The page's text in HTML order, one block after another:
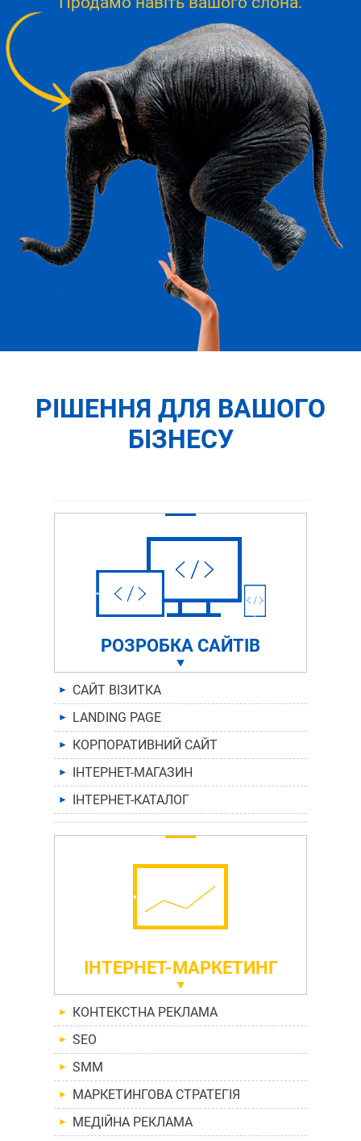
SMM
Контакти
РІШЕННЯ ДЛЯ ВАШОГО
БІЗНЕСУ
РОЗРОБКА САЙТІВ
► САЙТ ВІЗИТКА
► LANDING PAGE
► КОРПОРАТИВНИЙ САЙТ
► ІНТЕРНЕТ-МАГАЗИН
► ІНТЕРНЕТ-КАТАЛОГ
ІНТЕРНЕТ-МАРКЕТИНГ
► КОНТЕКСТНА РЕКЛАМА
► SEO
► SMM
► МАРКЕТИНГОВА СТРАТЕГІЯ
► МЕДІЙНА РЕКЛАМА